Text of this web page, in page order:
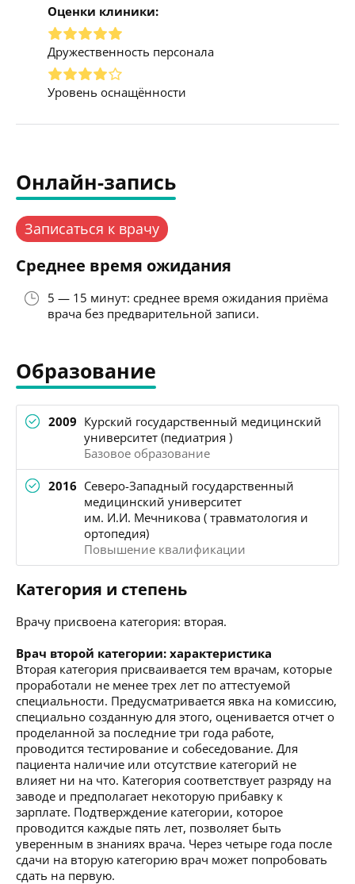
Оценки клиники:
Дружественность персонала
Уровень оснащённости
Онлайн-запись
Записаться к врачу
Среднее время ожидания
5 — 15 минут: среднее время ожидания приёма
врача без предварительной записи.
Образование
2009 Курский государственный медицинский
университет (педиатрия )
Базовое образование
2016 Северо-Западный государственный
медицинский университет
им. И.И. Мечникова ( травматология и
ортопедия)
Повышение квалификации
Категория и степень
Врачу присвоена категория: вторая.
Врач второй категории: характеристика
Вторая категория присваивается тем врачам, которые
проработали не менее трех лет по аттестуемой
специальности. Предусматривается явка на комиссию,
специально созданную для этого, оценивается отчет о
проделанной за последние три года работе,
проводится тестирование и собеседование. Для
пациента наличие или отсутствие категорий не
влияет ни на что. Категория соответствует разряду на
заводе и предполагает некоторую прибавку к
зарплате. Подтверждение категории, которое
проводится каждые пять лет, позволяет быть
уверенным в знаниях врача. Через четыре года после
сдачи на вторую категорию врач может попробовать
сдать на первую.